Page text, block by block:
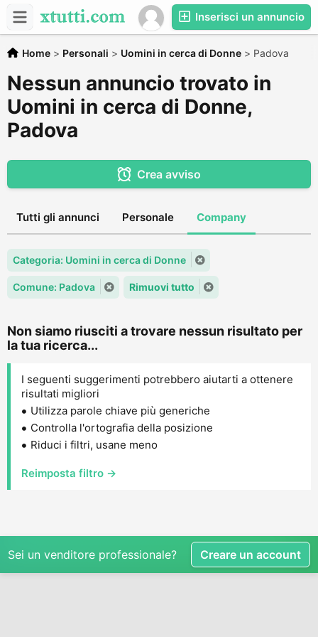
Inserisci un annuncio
Home > Personali > Uomini in cerca di Donne > Padova
Nessun annuncio trovato in
Uomini in cerca di Donne,
Padova
Crea avviso
Tutti gli annunci Personale Company
Categoria: Uomini in cerca di Donne
Comune: Padova Rimuovi tutto
Non siamo riusciti a trovare nessun risultato per
la tua ricerca...
I seguenti suggerimenti potrebbero aiutarti a ottenere
risultati migliori
Utilizza parole chiave più generiche
Controlla l'ortografia della posizione
Riduci i filtri, usane meno
Reimposta filtro →
Sei un venditore professionale? Creare un account